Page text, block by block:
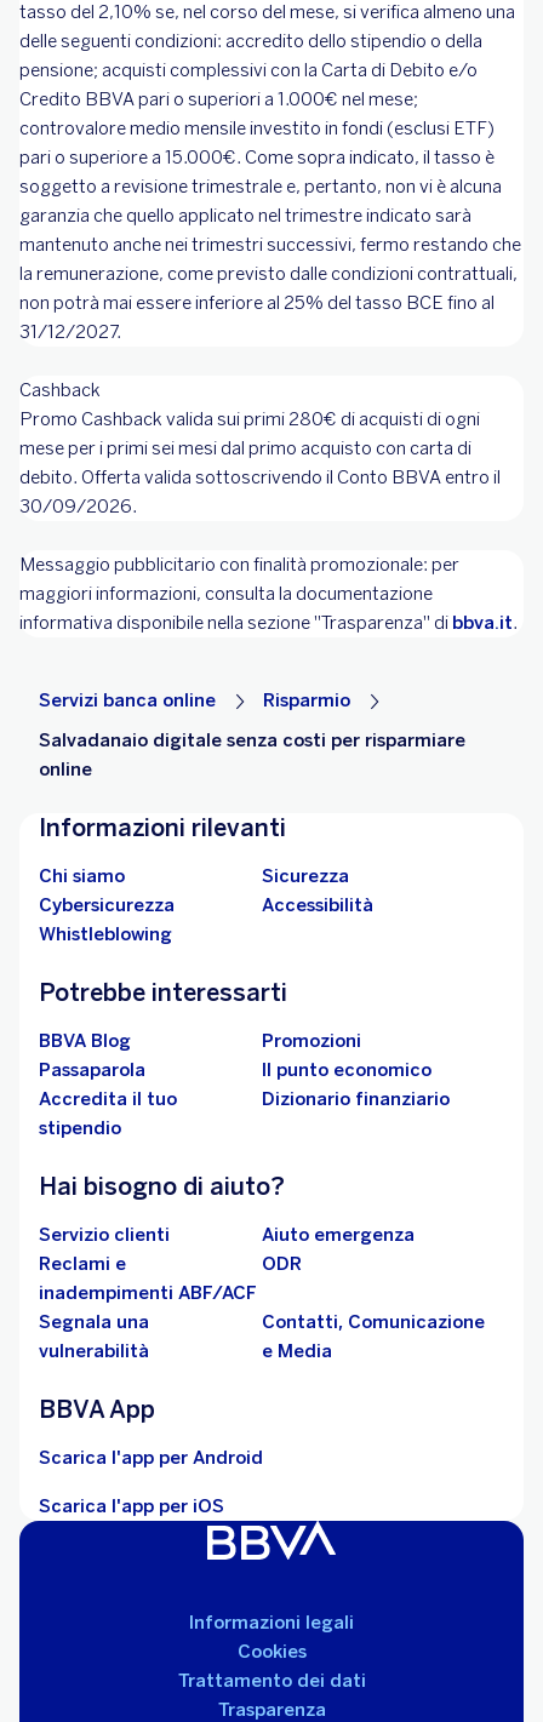
tasso del 2,10% se, nel corso del mese, si verifica almeno una
delle seguenti condizioni: accredito dello stipendio o della
pensione; acquisti complessivi con la Carta di Debito e/o
Credito BBVA pari o superiori a 1.000€ nel mese;
controvalore medio mensile investito in fondi (esclusi ETF)
pari o superiore a 15.000€. Come sopra indicato, il tasso è
soggetto a revisione trimestrale e, pertanto, non vi è alcuna
garanzia che quello applicato nel trimestre indicato sarà
mantenuto anche nei trimestri successivi, fermo restando che
la remunerazione, come previsto dalle condizioni contrattuali,
non potrà mai essere inferiore al 25% del tasso BCE fino al
31/12/2027.
Cashback
Promo Cashback valida sui primi 280€ di acquisti di ogni
mese per i primi sei mesi dal primo acquisto con carta di
debito. Offerta valida sottoscrivendo il Conto BBVA entro il
30/09/2026.
Messaggio pubblicitario con finalità promozionale: per
maggiori informazioni, consulta la documentazione
informativa disponibile nella sezione "Trasparenza" di bbva.it.
Servizi banca online
Risparmio
Salvadanaio digitale senza costi per risparmiare
online
Informazioni rilevanti
Chi siamo
Sicurezza
Cybersicurezza
Accessibilità
Whistleblowing
Potrebbe interessarti
BBVA Blog
Promozioni
Passaparola
Il punto economico
Accredita il tuo
stipendio
Dizionario finanziario
Hai bisogno di aiuto?
Servizio clienti
Aiuto emergenza
Reclami e
inadempimenti ABF/ACF
ODR
Segnala una
vulnerabilità
Contatti, Comunicazione
e Media
BBVA App
Scarica l'app per Android
Scarica l'app per iOS
Informazioni legali
Cookies
Trattamento dei dati
Trasparenza